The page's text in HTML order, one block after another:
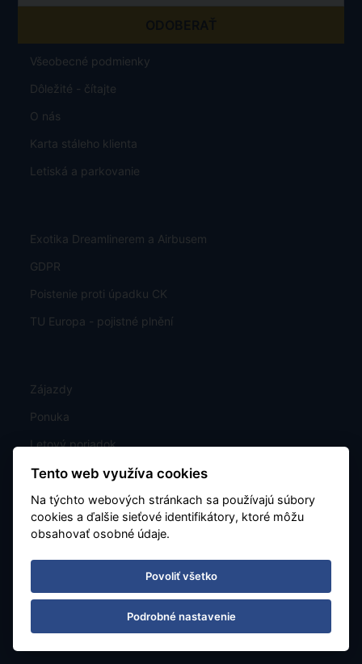
Všeobecné podmienky
Dôležité - čítajte
O nás
Karta stáleho klienta
Letiská a parkovanie
Exotika Dreamlinerem a Airbusem
GDPR
Poistenie proti úpadku CK
TU Europa - pojistné plnění
Zájazdy
Ponuka
Letový poriadok
Exotika
Kontakt
Poznávacie
Nastavenie cookies
Tento web využíva cookies
Na týchto webových stránkach sa používajú súbory
cookies a ďalšie sieťové identifikátory, ktoré môžu
obsahovať osobné údaje.
Povoliť všetko
Podrobné nastavenie